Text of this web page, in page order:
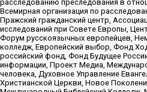
расследованию преследования в
Всемирная организация по
Пражский гражданский центр,
исследований при Совете Европы,
Форум русскоязычных европейцев,
колледж, Европейский выбор, Фонд
российский фонд, Фонд Будущее
информации, Проект Медиа,
человека, Духовное Управление
Христианской Церкви, Новое